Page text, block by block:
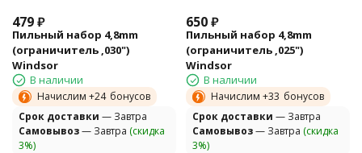
479₽
Пильный набор 4,8mm
(ограничитель ,030")
Windsor
В наличии
Начислим +24 бонусов
Cрок доставки — Завтра
Самовывоз— Завтра (скидка
3%)
650₽
Пильный набор 4,8mm
(ограничитель ,025")
Windsor
В наличии
Начислим +33 бонусов
Cрок доставки — Завтра
Самовывоз— Завтра (скидка
3%)